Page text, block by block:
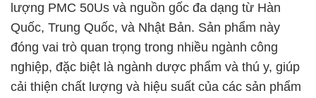
lượng PMC 50Us và nguồn gốc đa dạng từ Hàn
Quốc, Trung Quốc, và Nhật Bản. Sản phẩm này
đóng vai trò quan trọng trong nhiều ngành công
nghiệp, đặc biệt là ngành dược phẩm và thú y, giúp
cải thiện chất lượng và hiệu suất của các sản phẩm